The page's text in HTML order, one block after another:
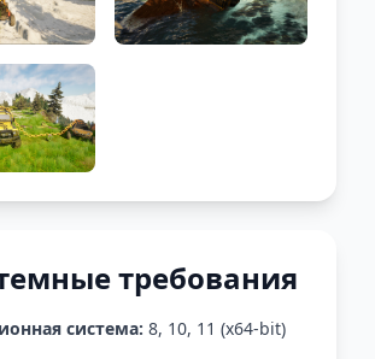
требования
система: 8, 10, 11 (x64-bit)